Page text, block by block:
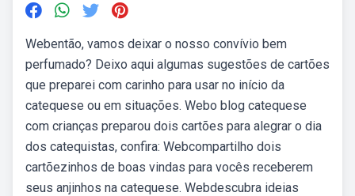
Webentão, vamos deixar o nosso convívio bem
perfumado? Deixo aqui algumas sugestões de cartões
que preparei com carinho para usar no início da
catequese ou em situações. Webo blog catequese
com crianças preparou dois cartões para alegrar o dia
dos catequistas, confira: Webcompartilho dois
cartõezinhos de boas vindas para vocês receberem
seus anjinhos na catequese. Webdescubra ideias